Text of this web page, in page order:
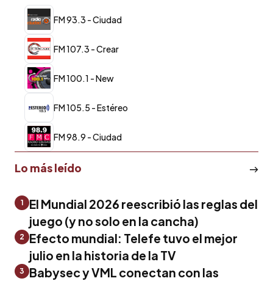
FM 93.3 - Ciudad
FM 107.3 - Crear
FM 100.1 - New
FM 105.5 - Estéreo
FM 98.9 - Ciudad
Lo más leído
1
El Mundial 2026 reescribió las reglas del
juego (y no solo en la cancha)
2
Efecto mundial: Telefe tuvo el mejor
julio en la historia de la TV
3
Babysec y VML conectan con las